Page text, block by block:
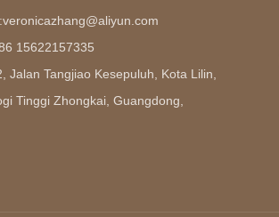
15622157335
Jalan Tangjiao Kesepuluh, Kota Lilin,
Tinggi Zhongkai, Guangdong,